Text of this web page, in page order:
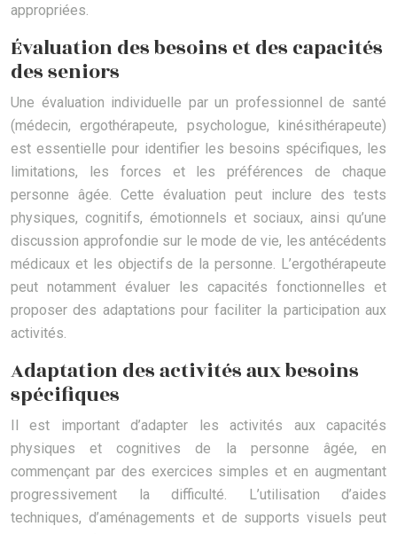
appropriées.
Évaluation des besoins et des capacités
des seniors
Une évaluation individuelle par un professionnel de santé
(médecin, ergothérapeute, psychologue, kinésithérapeute)
est essentielle pour identifier les besoins spécifiques, les
limitations, les forces et les préférences de chaque
personne âgée. Cette évaluation peut inclure des tests
physiques, cognitifs, émotionnels et sociaux, ainsi qu’une
discussion approfondie sur le mode de vie, les antécédents
médicaux et les objectifs de la personne. L’ergothérapeute
peut notamment évaluer les capacités fonctionnelles et
proposer des adaptations pour faciliter la participation aux
activités.
Adaptation des activités aux besoins
spécifiques
Il est important d’adapter les activités aux capacités
physiques et cognitives de la personne âgée, en
commençant par des exercices simples et en augmentant
progressivement la difficulté. L’utilisation d’aides
techniques, d’aménagements et de supports visuels peut